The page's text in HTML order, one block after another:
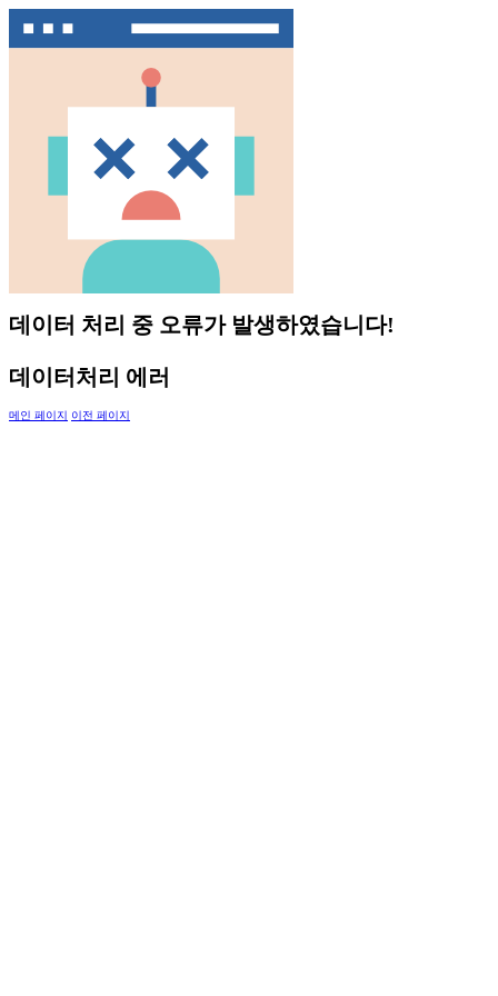
데이터 처리 중 오류가 발생하였습니다!
데이터처리 에러
메인 페이지 이전 페이지